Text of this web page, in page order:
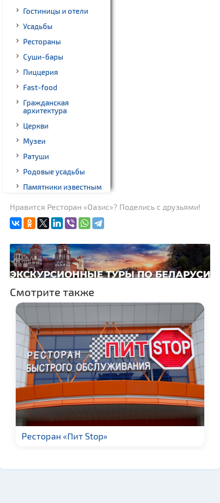
Гостиницы и отели
Усадьбы
Рестораны
Суши-бары
Пиццерия
Fast-food
Гражданская
архитектура
Церкви
Музеи
Ратуши
Родовые усадьбы
Памятники известным
Монастыри
Костелы
Национальные парки и
заказники
Нравится Ресторан «Оазис»? Поделись с друзьями!
Смотрите также
Ресторан «Пит Stop»